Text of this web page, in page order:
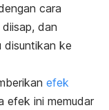
cara
dan
disuntikan ke
efek
efek ini memudar